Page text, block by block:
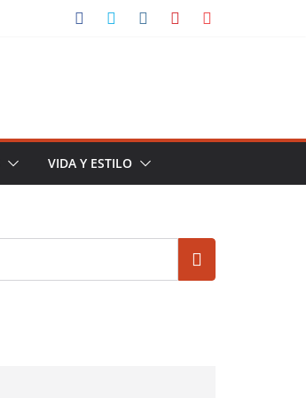
VIDA Y ESTILO